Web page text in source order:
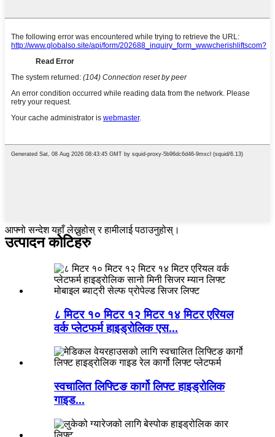
आफ्नो सन्देश यहाँ लेख्नुहोस् र हामीलाई पठाउनुहोस्।
उत्पादन कोटिहरु
८ मिटर १० मिटर १२ मिटर १४ मिटर एरियल
वर्क प्लेटफर्म हाइड्रोलिक एस...
स्वचालित लिफ्टिङ कार्गो लिफ्ट हाइड्रोलिक
गाइड...